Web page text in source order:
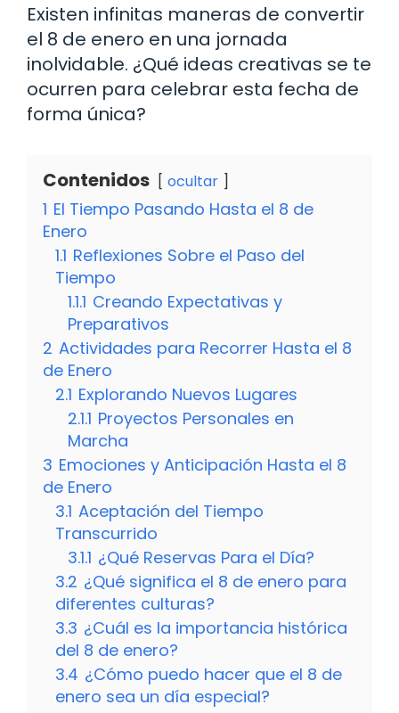
Existen infinitas maneras de convertir
el 8 de enero en una jornada
inolvidable. ¿Qué ideas creativas se te
ocurren para celebrar esta fecha de
forma única?
Contenidos ocultar
1 El Tiempo Pasando Hasta el 8 de
Enero
1.1 Reflexiones Sobre el Paso del
Tiempo
1.1.1 Creando Expectativas y
Preparativos
2 Actividades para Recorrer Hasta el 8
de Enero
2.1 Explorando Nuevos Lugares
2.1.1 Proyectos Personales en
Marcha
3 Emociones y Anticipación Hasta el 8
de Enero
3.1 Aceptación del Tiempo
Transcurrido
3.1.1 ¿Qué Reservas Para el Día?
3.2 ¿Qué significa el 8 de enero para
diferentes culturas?
3.3 ¿Cuál es la importancia histórica
del 8 de enero?
3.4 ¿Cómo puedo hacer que el 8 de
enero sea un día especial?